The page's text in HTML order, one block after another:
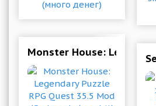
Monster House: